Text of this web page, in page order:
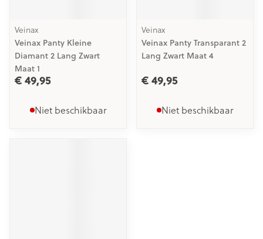
Veinax
Veinax Panty Kleine
Diamant 2 Lang Zwart
Maat 1
€ 49,95
Niet beschikbaar
Veinax
Veinax Panty Transparant 2
Lang Zwart Maat 4
€ 49,95
Niet beschikbaar